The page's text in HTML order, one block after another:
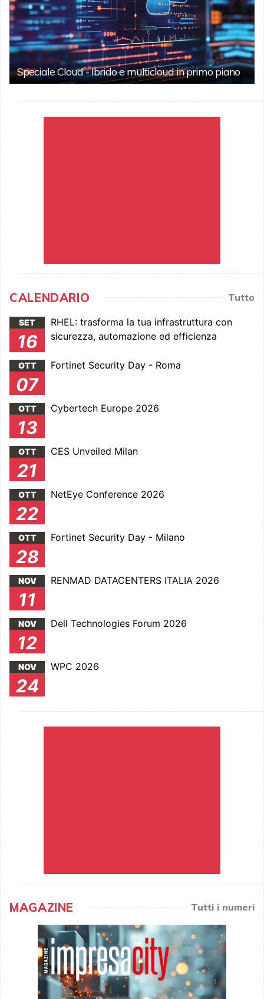
Speciale Cloud - Ibrido e multicloud in primo piano
CALENDARIO Tutto
SET
16
RHEL: trasforma la tua infrastruttura con
sicurezza, automazione ed efficienza
OTT
07
Fortinet Security Day - Roma
OTT
13
Cybertech Europe 2026
OTT
21
CES Unveiled Milan
OTT
22
NetEye Conference 2026
OTT
28
Fortinet Security Day - Milano
NOV
11
RENMAD DATACENTERS ITALIA 2026
NOV
12
Dell Technologies Forum 2026
NOV
24
WPC 2026
MAGAZINE Tutti i numeri